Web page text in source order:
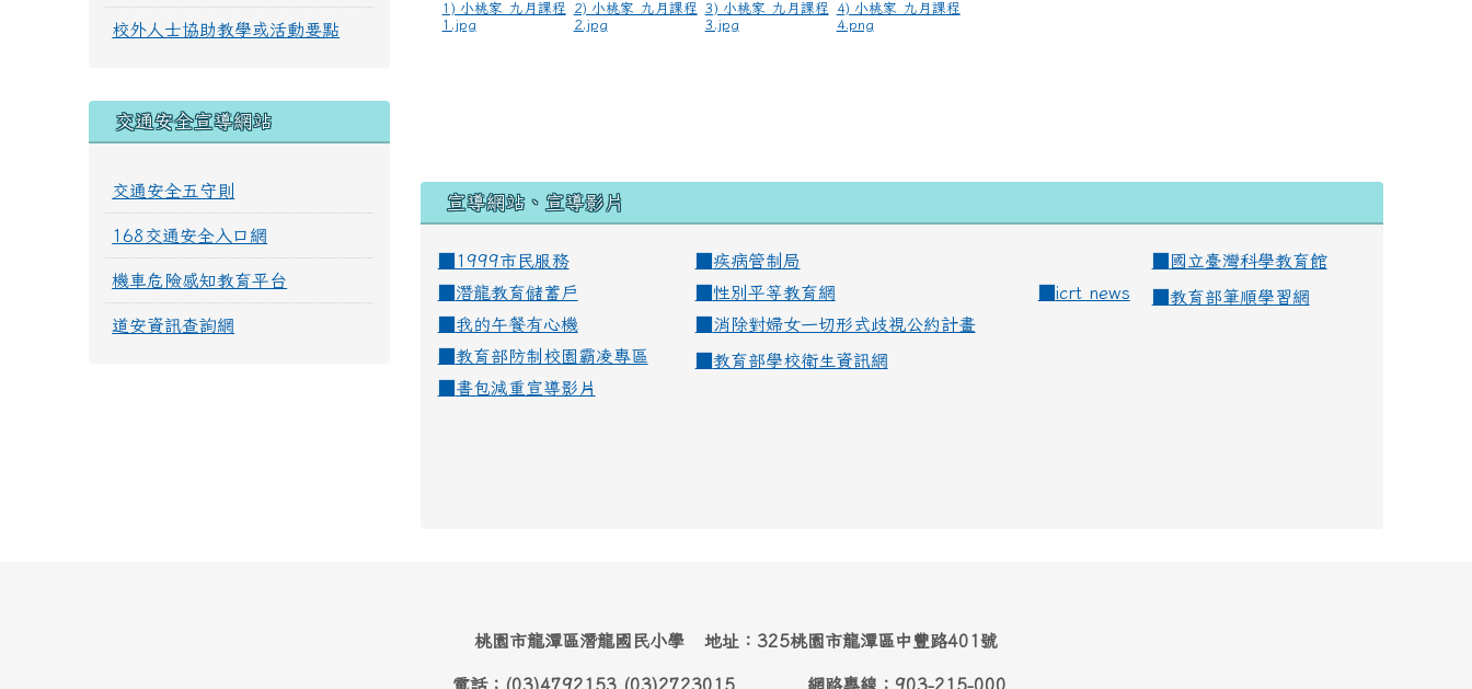
1) 小桃家_九月課程
1.jpg
2) 小桃家_九月課程
2.jpg
3) 小桃家_九月課程
3.jpg
4) 小桃家_九月課程
4.png
宣導網站、宣導影片
■1999市民服務 疾病管制局
國立臺灣科學教育館
潛龍教育儲蓄戶 性別平等教育網 icrt news
教育部筆順學習網
我的午餐有心機
消除對婦女一切形式歧視公約計畫
教育部防制校園霸凌專區
教育部學校衛生資訊網
書包減重宣導影片
校外人士協助教學或活動要點
交通安全宣導網站
交通安全五守則
168交通安全入口網
機車危險感知教育平台
道安資訊查詢網
桃園市龍潭區潛龍國民小學 地址：325桃園市龍潭區中豐路401號
電話：(03)4792153 (03)2723015 網路專線：903-215-000